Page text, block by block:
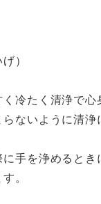
）
冷たく清浄で
らないように清
手を浄めると
。